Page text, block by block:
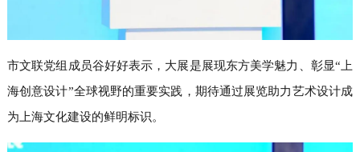
市文联党组成员谷好好表示，大展是展现东方美学魅力、彰显“上
海创意设计”全球视野的重要实践，期待通过展览助力艺术设计成
为上海文化建设的鲜明标识。